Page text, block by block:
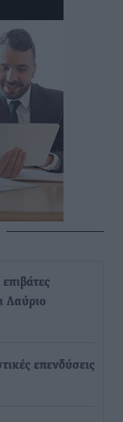
Λαύριο
επενδύσεις